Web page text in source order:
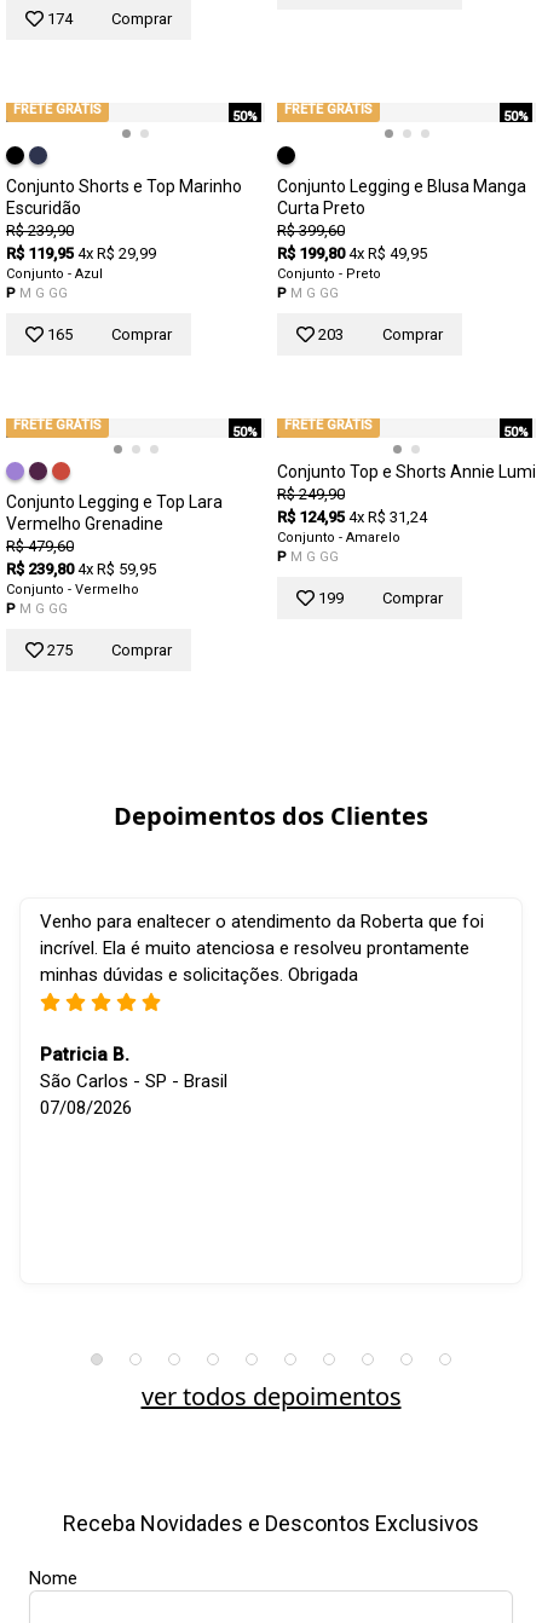
174 Comprar
50%
FRETE GRÁTIS
Conjunto Shorts e Top Marinho
Escuridão
R$ 239,90
R$ 119,95 4x R$ 29,99
Conjunto - Azul
P M G GG
165 Comprar
50%
FRETE GRÁTIS
Conjunto Legging e Blusa Manga
Curta Preto
R$ 399,60
R$ 199,80 4x R$ 49,95
Conjunto - Preto
P M G GG
203 Comprar
50%
FRETE GRÁTIS
Conjunto Legging e Top Lara
Vermelho Grenadine
R$ 479,60
R$ 239,80 4x R$ 59,95
Conjunto - Vermelho
P M G GG
275 Comprar
50%
FRETE GRÁTIS
Conjunto Top e Shorts Annie Lumi
R$ 249,90
R$ 124,95 4x R$ 31,24
Conjunto - Amarelo
P M G GG
199 Comprar
Depoimentos dos Clientes
Venho para enaltecer o atendimento da Roberta que foi
incrível. Ela é muito atenciosa e resolveu prontamente
minhas dúvidas e solicitações. Obrigada
Patricia B.
São Carlos - SP - Brasil
07/08/2026
ver todos depoimentos
Receba Novidades e Descontos Exclusivos
Nome